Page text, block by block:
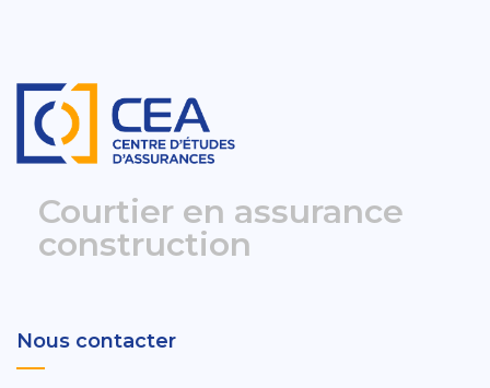
Courtier en assurance
construction
Nous contacter